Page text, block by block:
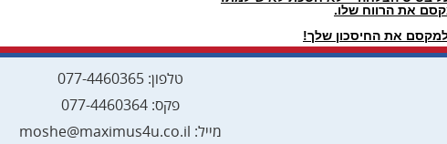
את הרווח שלו.
את החיסכון שלך!
שלך.צור קשר
טלפון: 077-4460365
פקס: 077-4460364
מייל: moshe@maximus4u.co.il